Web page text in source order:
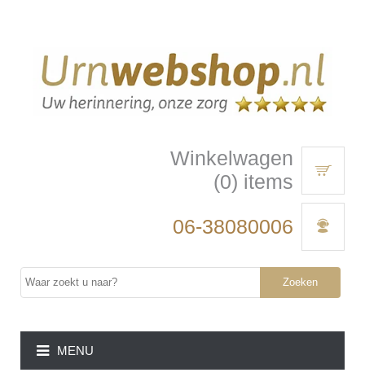
Winkelwagen
(0) items
06-38080006
Zoeken
MENU